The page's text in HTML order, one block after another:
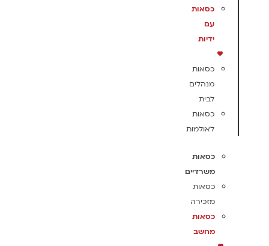
כסאות
עם
ידיות
כסאות
מנהלים
לבית
כסאות
לאולמות
כסאות
משרדיים
כסאות
מזכירה
כסאות
מחשב